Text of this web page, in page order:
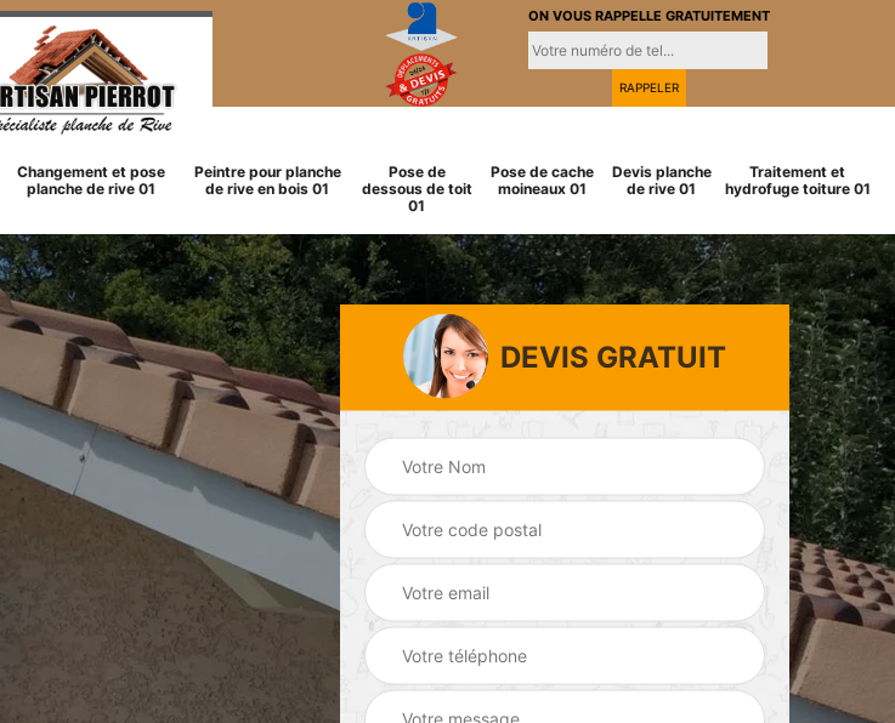
ON VOUS RAPPELLE GRATUITEMENT
Changement et pose
planche de rive 01
Peintre pour planche
de rive en bois 01
Pose de
dessous de toit
01
Pose de cache
moineaux 01
Devis planche
de rive 01
Traitement et
hydrofuge toiture 01
DEVIS GRATUIT